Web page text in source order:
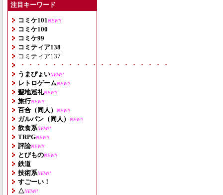
注目キーワード
コミケ101 NEW!!
コミケ100
コミケ99
コミティア138
コミティア137
・・・・・・・・・・・・・・・・・・・
うまぴょいNEW!!
レトロゲームNEW!!
聖地巡礼NEW!!
旅行NEW!!
百合（同人） NEW!!
ガルパン（同人） NEW!!
飲食系NEW!!
TRPGNEW!!
評論NEW!!
とびものNEW!!
鉄道
技術系NEW!!
すごーい！
△NEW!!